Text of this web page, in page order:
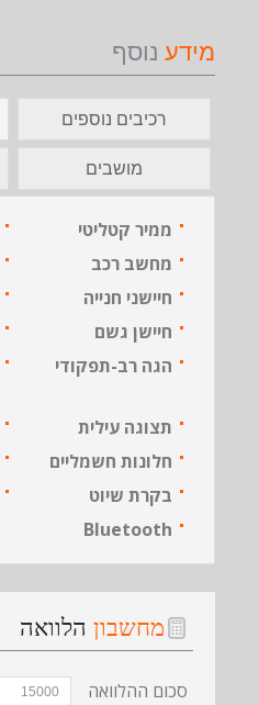
מידע נוסף
רכיבים נוספים
מושבים
ממיר קטליטי
מחשב רכב
חיישני חנייה
חיישן גשם
הגה רב-תפקודי
תצוגה עילית
חלונות חשמליים
בקרת שיוט
Bluetooth
מחשבון הלוואה
סכום ההלוואה